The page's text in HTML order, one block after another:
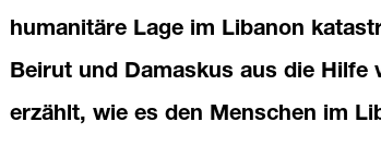
humanitäre Lage im Libanon
Beirut und Damaskus aus die Hilfe
erzählt, wie es den Menschen im